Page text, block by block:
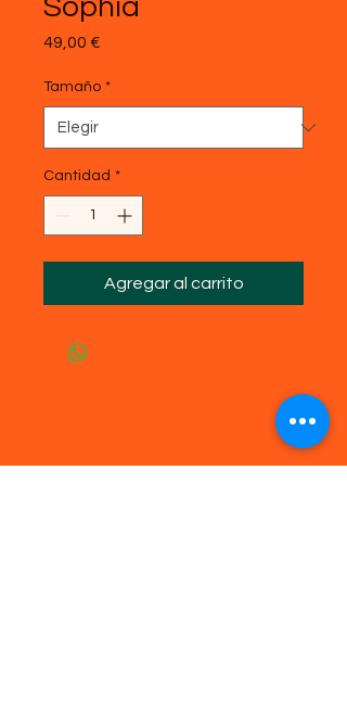
Sophia
49,00 €
Tamaño *
Cantidad *
Agregar al carrito